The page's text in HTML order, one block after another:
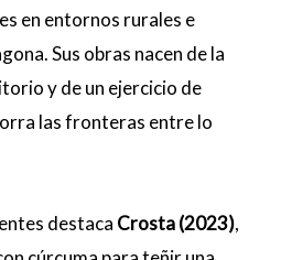
en entornos rurales e
Sus obras nacen de la
y de un ejercicio de
las fronteras entre lo
destaca Crosta (2023),